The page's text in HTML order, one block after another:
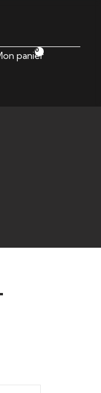
panier
0